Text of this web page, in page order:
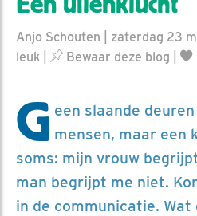
Anjo Schouten | zaterdag 23
leuk
Bewaar deze blog
G een slaande
mensen, maar een
soms: mijn vrouw
man begrijpt me niet.
in de communicatie. Wat